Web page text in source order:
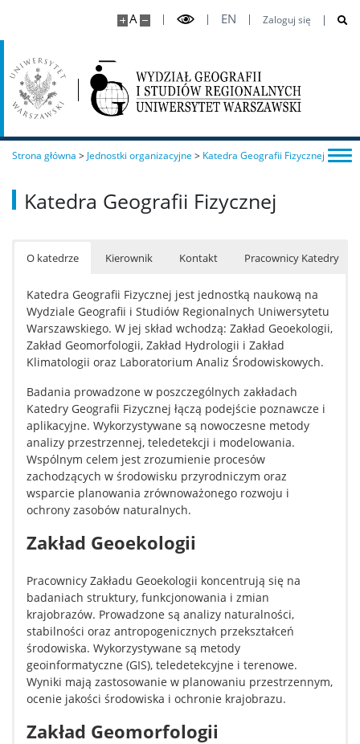
A EN Zaloguj się
Strona główna > Jednostki organizacyjne > Katedra Geografii Fizycznej
Katedra Geografii Fizycznej
O katedrze Kierownik Kontakt Pracownicy Katedry
Katedra Geografii Fizycznej jest jednostką naukową na
Wydziale Geografii i Studiów Regionalnych Uniwersytetu
Warszawskiego. W jej skład wchodzą: Zakład Geoekologii,
Zakład Geomorfologii, Zakład Hydrologii i Zakład
Klimatologii oraz Laboratorium Analiz Środowiskowych.
Badania prowadzone w poszczególnych zakładach
Katedry Geografii Fizycznej łączą podejście poznawcze i
aplikacyjne. Wykorzystywane są nowoczesne metody
analizy przestrzennej, teledetekcji i modelowania.
Wspólnym celem jest zrozumienie procesów
zachodzących w środowisku przyrodniczym oraz
wsparcie planowania zrównoważonego rozwoju i
ochrony zasobów naturalnych.
Zakład Geoekologii
Pracownicy Zakładu Geoekologii koncentrują się na
badaniach struktury, funkcjonowania i zmian
krajobrazów. Prowadzone są analizy naturalności,
stabilności oraz antropogenicznych przekształceń
środowiska. Wykorzystywane są metody
geoinformatyczne (GIS), teledetekcyjne i terenowe.
Wyniki mają zastosowanie w planowaniu przestrzennym,
ocenie jakości środowiska i ochronie krajobrazu.
Zakład Geomorfologii